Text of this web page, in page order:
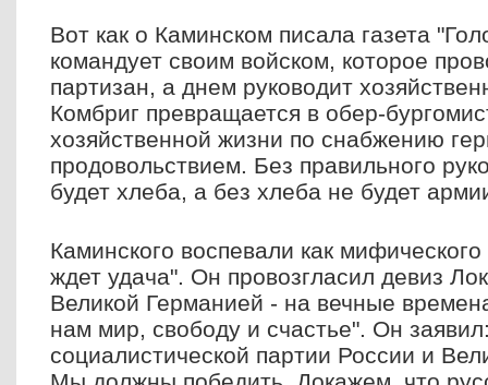
Вот как о Каминском писала газета
командует своим войском, которое
партизан, а днем руководит
Комбриг превращается в обер-
хозяйственной жизни по снабжению
продовольствием. Без правильного
будет хлеба, а без хлеба не будет
Каминского воспевали как мифического
ждет удача". Он провозгласил девиз
Великой Германией - на вечные
нам мир, свободу и счастье". Он
социалистической партии России и